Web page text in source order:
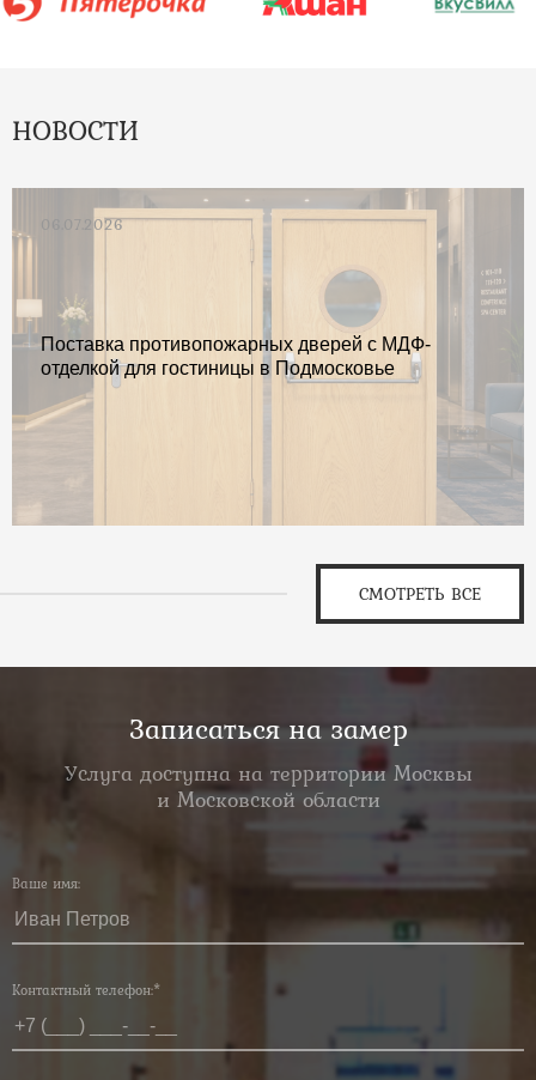
НОВОСТИ
06.07.2026
Поставка противопожарных дверей с МДФ-
отделкой для гостиницы в Подмосковье
СМОТРЕТЬ ВСЕ
Записаться на замер
Услуга доступна на территории Москвы
и Московской области
Ваше имя:
Контактный телефон:*